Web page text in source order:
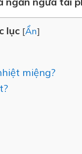
lục [Ẩn]
miệng?